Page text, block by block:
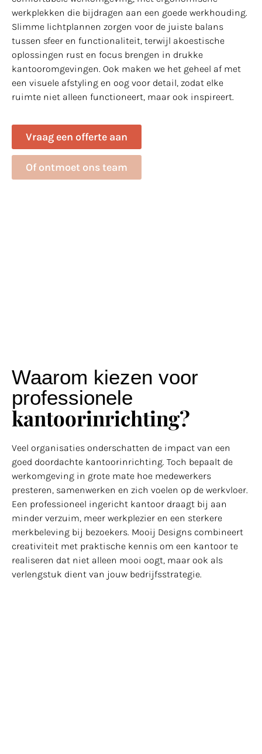
werkplekken die bijdragen aan een goede werkhouding.
Slimme lichtplannen zorgen voor de juiste balans
tussen sfeer en functionaliteit, terwijl akoestische
oplossingen rust en focus brengen in drukke
kantooromgevingen. Ook maken we het geheel af met
een visuele afstyling en oog voor detail, zodat elke
ruimte niet alleen functioneert, maar ook inspireert.
Vraag een offerte aan
Of ontmoet ons team
Waarom kiezen voor
professionele
kantoorinrichting?
Veel organisaties onderschatten de impact van een
goed doordachte kantoorinrichting. Toch bepaalt de
werkomgeving in grote mate hoe medewerkers
presteren, samenwerken en zich voelen op de werkvloer.
Een professioneel ingericht kantoor draagt bij aan
minder verzuim, meer werkplezier en een sterkere
merkbeleving bij bezoekers. Mooij Designs combineert
creativiteit met praktische kennis om een kantoor te
realiseren dat niet alleen mooi oogt, maar ook als
verlengstuk dient van jouw bedrijfsstrategie.